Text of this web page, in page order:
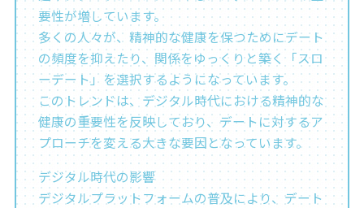
要性が増しています。
多くの人々が、精神的な健康を保つためにデート
の頻度を抑えたり、関係をゆっくりと築く「スロ
ーデート」を選択するようになっています。
このトレンドは、デジタル時代における精神的な
健康の重要性を反映しており、デートに対するア
プローチを変える大きな要因となっています。
デジタル時代の影響
デジタルプラットフォームの普及により、デート